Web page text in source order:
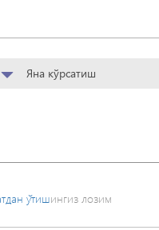
Яна кўрсатиш
ўтишингиз лозим